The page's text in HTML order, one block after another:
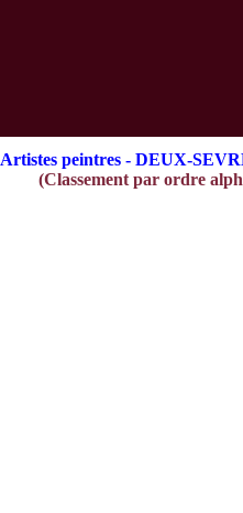
Artistes peintres - DEUX-
(Classement par ordre